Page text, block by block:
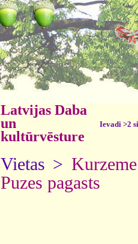
Latvijas Daba
un
kultūrvēsture
Ievadi >2
Vietas > Kurzeme
Puzes pagasts